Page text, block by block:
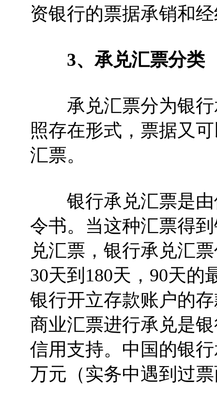
资银行的票据承销和
3、承兑汇票分类
承兑汇票分为银行
照存在形式，票据又
汇票。
银行承兑汇票是由
令书。当这种汇票得
兑汇票，银行承兑汇
30天到180天，90天
银行开立存款账户的
商业汇票进行承兑是
信用支持。中国的银
万元（实务中遇到过